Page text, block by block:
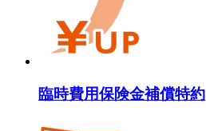
臨時費用保険金補償特約